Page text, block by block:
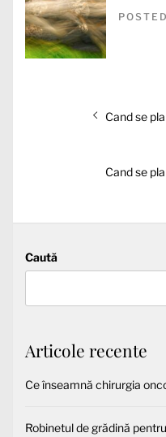
Articolul
Cand se
Articolul
Cand se
Caută
Articole recente
Ce înseamnă chirurgia
Robinetul de grădină